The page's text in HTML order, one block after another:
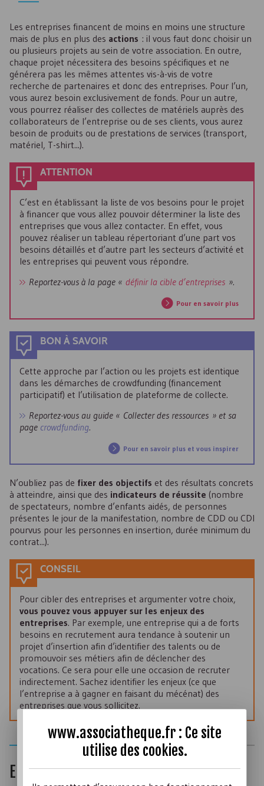
Les entreprises financent de moins en moins une structure
mais de plus en plus des actions : il vous faut donc choisir un
ou plusieurs projets au sein de votre association. En outre,
chaque projet nécessitera des besoins spécifiques et ne
générera pas les mêmes attentes vis-à-vis de votre
recherche de partenaires et donc des entreprises. Pour l’un,
vous aurez besoin exclusivement de fonds. Pour un autre,
vous pourrez réaliser des collectes de matériels auprès des
collaborateurs de l’entreprise ou de ses clients, vous aurez
besoin de produits ou de prestations de services (transport,
matériel, T-shirt...).
ATTENTION
C’est en établissant la liste de vos besoins pour le projet
à financer que vous allez pouvoir déterminer la liste des
entreprises que vous allez contacter. En effet, vous
pouvez réaliser un tableau répertoriant d’une part vos
besoins détaillés et d’autre part les secteurs d’activité et
les entreprises qui peuvent vous répondre.
Reportez-vous à la page « définir la cible d’entreprises ».
Pour en savoir plus
BON À SAVOIR
Cette approche par l’action ou les projets est identique
dans les démarches de crowdfunding (financement
participatif) et l’utilisation de plateforme de collecte.
Reportez-vous au guide « Collecter des ressources » et sa
page crowdfunding.
Pour en savoir plus et vous inspirer
N’oubliez pas de fixer des objectifs et des résultats concrets
à atteindre, ainsi que des indicateurs de réussite (nombre
de spectateurs, nombre d’enfants aidés, de personnes
présentes le jour de la manifestation, nombre de CDD ou CDI
pourvus pour les personnes en insertion, durée minimum du
contrat...).
CONSEIL
Pour cibler des entreprises et argumenter votre choix,
vous pouvez vous appuyer sur les enjeux des
entreprises. Par exemple, une entreprise qui a de forts
besoins en recrutement aura tendance à soutenir un
projet d’insertion afin d’identifier des talents ou de
promouvoir ses métiers afin de déclencher des
vocations. Ce sera pour elle une occasion de recruter
indirectement. Sachez identifier les enjeux (ce que
l’entreprise a à gagner en faisant du mécénat) des
entreprises que vous sollicitez.
Envisager les contreparties possibles
www.associatheque.fr : Ce site
utilise des cookies.